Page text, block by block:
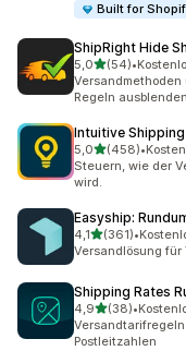
Built for
ShipRight Hide
5,0von 5 Sternen
(54)
54 Rezensionen
•
Regeln
Intuitive Shipping
5,0von 5 Sternen
(458)
458 Rezensionen
•
Steuern, wie der
wird.
Easyship:
4,1von 5 Sternen
(361)
361 Rezensionen
•
Versandlösung
Shipping Rates
4,9von 5 Sternen
(38)
38 Rezensionen
•
Postleitzahlen